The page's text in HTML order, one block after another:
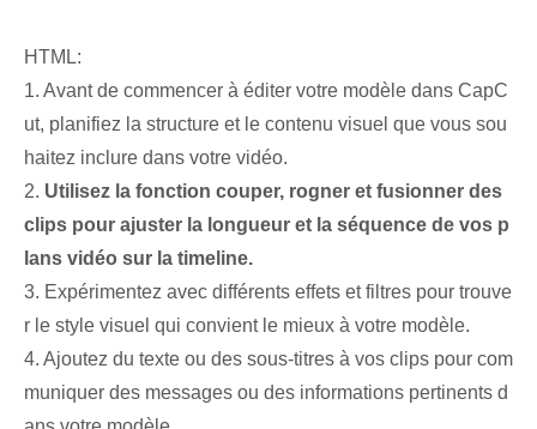
HTML:
1. Avant de commencer à éditer votre modèle dans CapC
ut, planifiez la structure et le contenu visuel que vous sou
haitez inclure dans votre vidéo.
2. Utilisez la fonction couper, rogner et fusionner des
clips pour ajuster la longueur et la séquence de vos p
lans vidéo sur la timeline.
3. Expérimentez avec différents effets et filtres pour trouve
r le style visuel qui convient le mieux à votre modèle.
4. Ajoutez du texte ou des sous-titres à vos clips pour com
muniquer des messages ou des informations pertinents d